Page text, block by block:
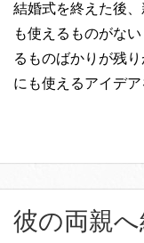
結婚式を終えた後
も使えるものがな
るものばかりが残
にも使えるアイデア
彼の両親